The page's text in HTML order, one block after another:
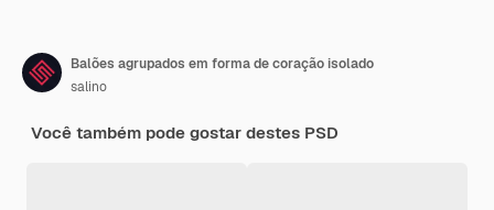
Balões agrupados em forma de coração isolado
salino
Você também pode gostar destes PSD